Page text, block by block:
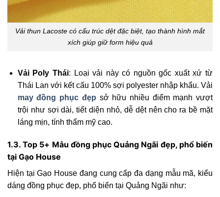
Vải thun Lacoste có cấu trúc dệt đặc biệt, tạo thành hình mắt
xích giúp giữ form hiệu quả
Vải Poly Thái: Loại vải này có nguồn gốc xuất xứ từ
Thái Lan với kết cấu 100% sợi polyester nhập khẩu. Vải
may đồng phục đẹp sở hữu nhiều điểm mạnh vượt
trội như sợi dài, tiết diện nhỏ, dễ dệt nên cho ra bề mặt
láng mịn, tính thẩm mỹ cao.
1.3. Top 5+ Mẫu đồng phục Quảng Ngãi đẹp, phổ biến
tại Gạo House
Hiện tại Gạo House đang cung cấp đa dạng mẫu mã, kiểu
dáng đồng phục đẹp, phổ biến tại Quảng Ngãi như: